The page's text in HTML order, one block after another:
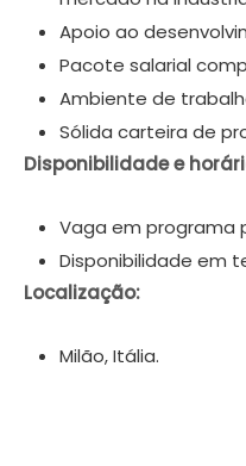
Apoio ao
Pacote salarial
Ambiente de
Sólida carteira de
Disponibilidade e
Vaga em programa
Disponibilidade em
Localização:
Milão, Itália.